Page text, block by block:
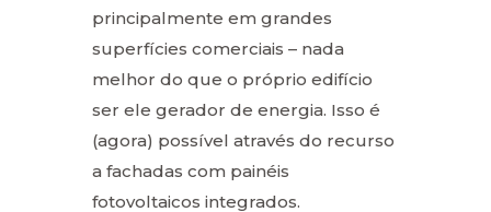
principalmente em grandes
superfícies comerciais – nada
melhor do que o próprio edifício
ser ele gerador de energia. Isso é
(agora) possível através do recurso
a fachadas com painéis
fotovoltaicos integrados.